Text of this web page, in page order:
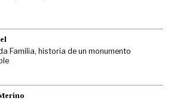
Familia, historia de un monumento